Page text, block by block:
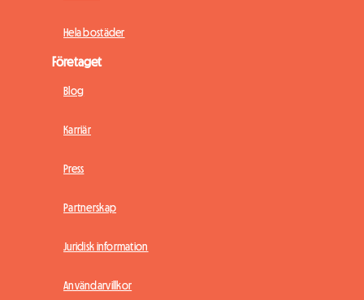
Hela bostäder
Företaget
Blog
Karriär
Press
Partnerskap
Juridisk information
Användarvillkor